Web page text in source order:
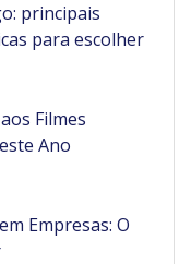
principais
para escolher
Filmes
Ano
Empresas: O